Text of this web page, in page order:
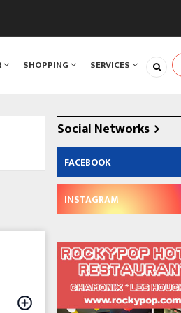
SHOPPING SERVICES
Social Networks
FACEBOOK
INSTAGRAM